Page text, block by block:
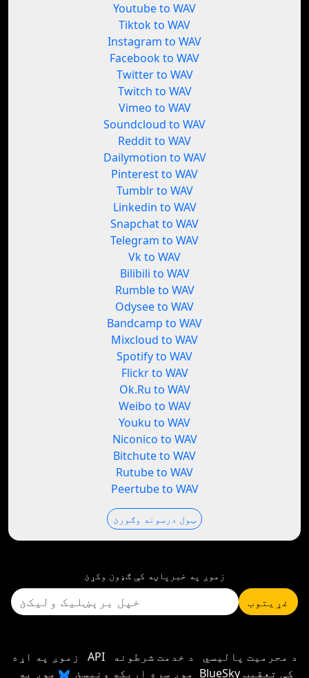
Youtube to WAV
Tiktok to WAV
Instagram to WAV
Facebook to WAV
Twitter to WAV
Twitch to WAV
Vimeo to WAV
Soundcloud to WAV
Reddit to WAV
Dailymotion to WAV
Pinterest to WAV
Tumblr to WAV
Linkedin to WAV
Snapchat to WAV
Telegram to WAV
Vk to WAV
Bilibili to WAV
Rumble to WAV
Odysee to WAV
Bandcamp to WAV
Mixcloud to WAV
Spotify to WAV
Flickr to WAV
Ok.Ru to WAV
Weibo to WAV
Youku to WAV
Niconico to WAV
Bitchute to WAV
Rutube to WAV
Peertube to WAV
ټول درسونه وګورئ
زموږ په خبرپاڼه کې ګډون وکړئ
غړیتوب
زموږ په اړه API د محرمیت پالیسي
د خدمت شرطونه
موږ سره اړیکه ونیسئ
موږ په BlueSky کې تعقیب